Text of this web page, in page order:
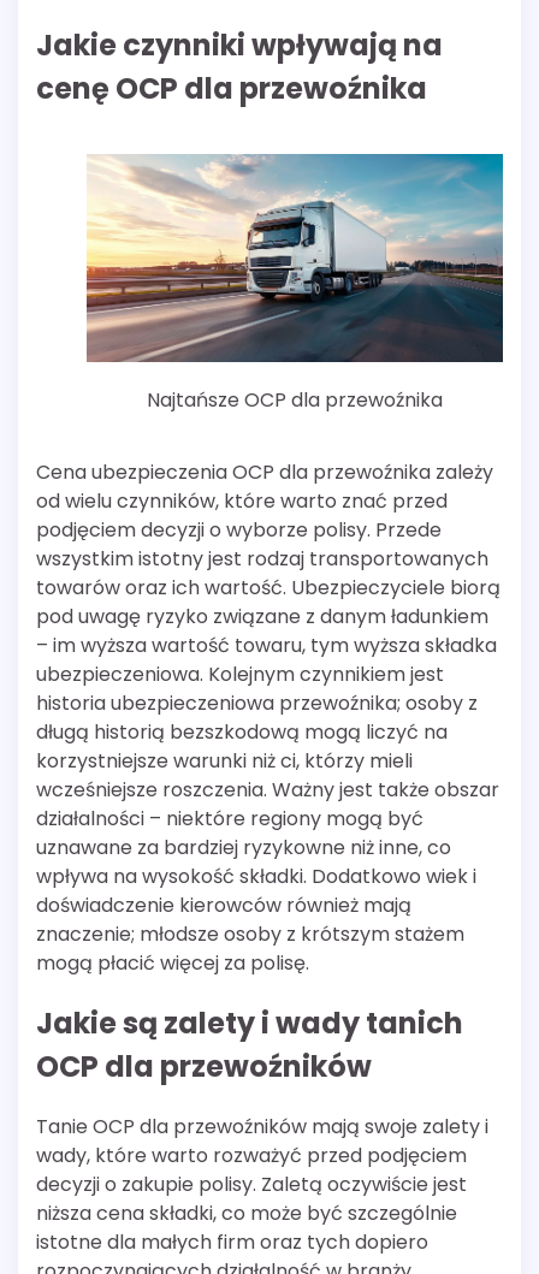
Jakie czynniki wpływają na
cenę OCP dla przewoźnika
Najtańsze OCP dla przewoźnika
Cena ubezpieczenia OCP dla przewoźnika zależy
od wielu czynników, które warto znać przed
podjęciem decyzji o wyborze polisy. Przede
wszystkim istotny jest rodzaj transportowanych
towarów oraz ich wartość. Ubezpieczyciele biorą
pod uwagę ryzyko związane z danym ładunkiem
– im wyższa wartość towaru, tym wyższa składka
ubezpieczeniowa. Kolejnym czynnikiem jest
historia ubezpieczeniowa przewoźnika; osoby z
długą historią bezszkodową mogą liczyć na
korzystniejsze warunki niż ci, którzy mieli
wcześniejsze roszczenia. Ważny jest także obszar
działalności – niektóre regiony mogą być
uznawane za bardziej ryzykowne niż inne, co
wpływa na wysokość składki. Dodatkowo wiek i
doświadczenie kierowców również mają
znaczenie; młodsze osoby z krótszym stażem
mogą płacić więcej za polisę.
Jakie są zalety i wady tanich
OCP dla przewoźników
Tanie OCP dla przewoźników mają swoje zalety i
wady, które warto rozważyć przed podjęciem
decyzji o zakupie polisy. Zaletą oczywiście jest
niższa cena składki, co może być szczególnie
istotne dla małych firm oraz tych dopiero